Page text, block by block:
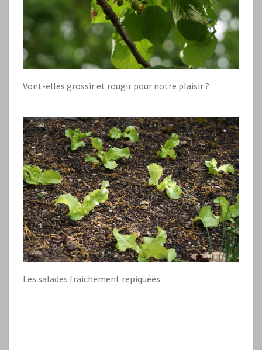
Vont-elles grossir et rougir pour notre plaisir ?
Les salades fraichement repiquées